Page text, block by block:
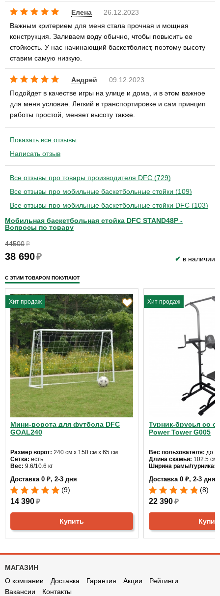
Елена
26.12.2023
Важным критерием для меня стала прочная и мощная
конструкция. Заливаем воду обычно, чтобы повысить ее
стойкость. У нас начинающий баскетболист, поэтому высоту
ставим самую низкую.
Андрей
09.12.2023
Подойдет в качестве игры на улице и дома, и в этом важное
для меня условие. Легкий в транспортировке и сам принцип
работы простой, меняет высоту также.
Показать все отзывы
Написать отзыв
Все отзывы про товары производителя DFC (729)
Все отзывы про мобильные баскетбольные стойки (109)
Все отзывы про мобильные баскетбольные стойки DFC (103)
Мобильная баскетбольная стойка DFC STAND48P -
Вопросы по товару
44500 ₽
38 690₽ ✔ в наличии
С ЭТИМ ТОВАРОМ ПОКУПАЮТ
Хит продаж
Мини-ворота для футбола DFC
GOAL240
Размер ворот: 240 см х 150 см х 65 см
Сетка: есть
Вес: 9.6/10.6 кг
Доставка 0 ₽, 2-3 дня
(9)
14 390₽
Купить
Хит продаж
Турник-брусья со
Power Tower G005
Вес пользователя: до
Длина скамьи: 102.5 см
Ширина рамы/турника:
Доставка 0 ₽, 2-3 дня
(8)
22 390 ₽
МАГАЗИН
О компании
Доставка Гарантия Акции
Рейтинги
Вакансии
Контакты